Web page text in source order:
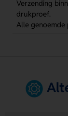
Verzending
drukproef.
Alle genoemde